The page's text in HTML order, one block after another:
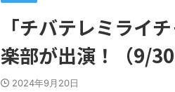
「チバテレミライ
楽部が出演！（9/30
2024年9月20日